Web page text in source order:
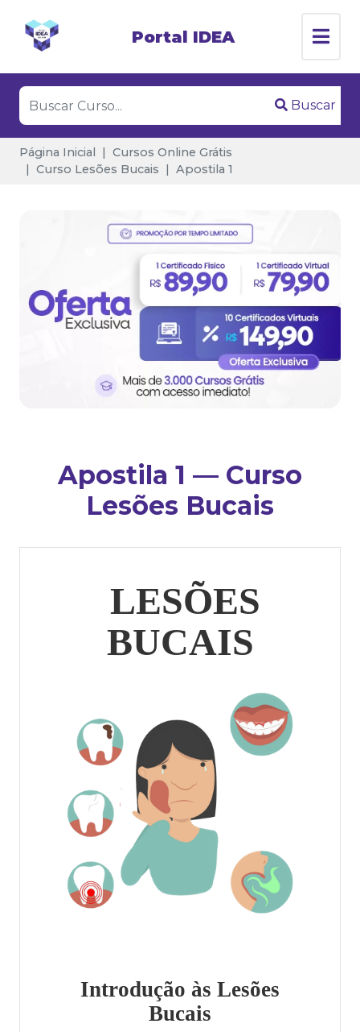
Portal IDEA
Buscar
Página Inicial
Cursos Online Grátis
Curso Lesões Bucais
Apostila 1
Apostila 1 — Curso
Lesões Bucais
LESÕES
BUCAIS
Introdução às Lesões
Bucais